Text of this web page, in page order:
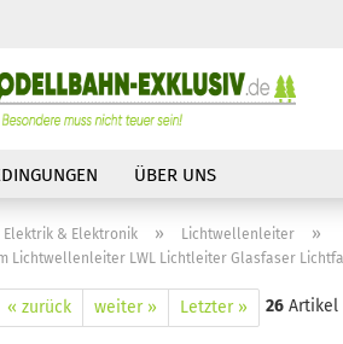
Passwort
ÜBER UNS
Elektrik & Elektronik » Lichtwellenleiter »
Lichtwellenleiter LWL Lichtleiter Glasfaser
« zurück weiter » Letzter » 26Artikel